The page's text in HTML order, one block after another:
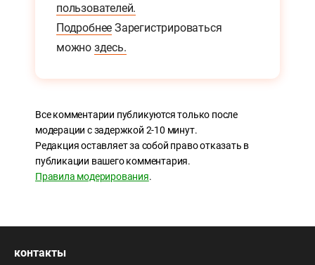
пользователей.
Подробнее Зарегистрироваться
можно здесь.
Все комментарии публикуются только после
модерации с задержкой 2-10 минут.
Редакция оставляет за собой право отказать в
публикации вашего комментария.
Правила модерирования.
контакты